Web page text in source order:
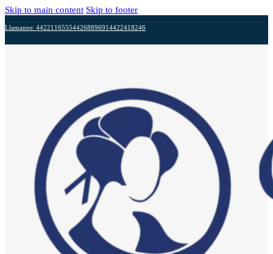
Skip to main content Skip to footer
Llamanos: 442211655544268896914422418246